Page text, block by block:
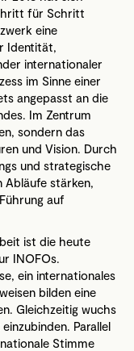
für Schritt
eine
Identität,
internationaler
im Sinne einer
angepasst an die
Im Zentrum
sondern das
und Vision. Durch
und strategische
Abläufe stärken,
auf
ist die heute
INOFOs.
ein internationales
bilden eine
Gleichzeitig wuchs
Parallel
Stimme